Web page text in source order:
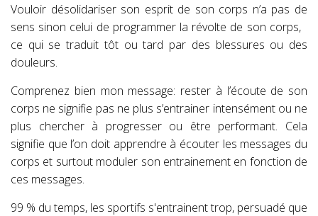
Vouloir désolidariser son esprit de son corps n’a pas de
sens sinon celui de programmer la révolte de son corps,
ce qui se traduit tôt ou tard par des blessures ou des
douleurs.
Comprenez bien mon message: rester à l’écoute de son
corps ne signifie pas ne plus s’entrainer intensément ou ne
plus chercher à progresser ou être performant. Cela
signifie que l’on doit apprendre à écouter les messages du
corps et surtout moduler son entrainement en fonction de
ces messages.
99 % du temps, les sportifs s'entrainent trop, persuadé que